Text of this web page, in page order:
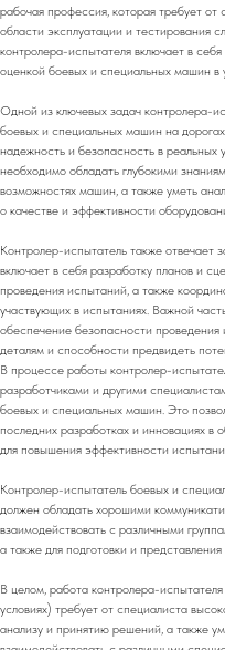
рабочая профессия, которая требует от
области эксплуатации и тестирования
контролера-испытателя включает в
оценкой боевых и специальных машин в
Одной из ключевых задач контролера-
боевых и специальных машин на
надежность и безопасность в реальных
необходимо обладать глубокими
возможностях машин, а также уметь
о качестве и эффективности
Контролер-испытатель также отвечает
включает в себя разработку планов и
проведения испытаний, а также
участвующих в испытаниях. Важной
обеспечение безопасности проведения
деталям и способности предвидеть
В процессе работы контролер-
разработчиками и другими
боевых и специальных машин. Это
последних разработках и инновациях в
для повышения эффективности
Контролер-испытатель боевых и
должен обладать хорошими
взаимодействовать с различными
а также для подготовки и
В целом, работа контролера-
условиях) требует от специалиста
анализу и принятию решений, а также